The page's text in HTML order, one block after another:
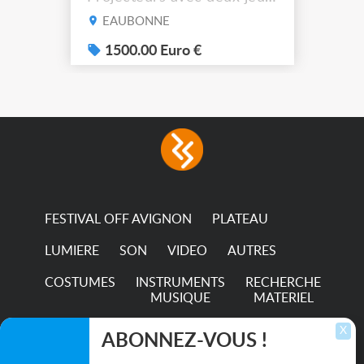
de filtre filtre Lustr Selador
system – seven colour
LEDs providing the
with low power
consumption The
EAUBONNE
1500.00 Euro €
FESTIVAL OFF AVIGNON PLATEAU
LUMIERE SON VIDEO AUTRES
COSTUMES
INSTRUMENTS
MUSIQUE
RECHERCHE
MATERIEL
TRANSPORTS X
ABONNEZ-VOUS !